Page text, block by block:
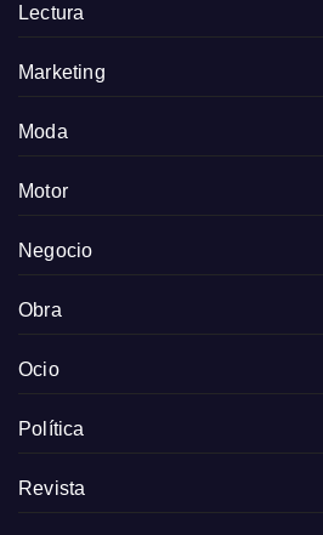
Lectura
Marketing
Moda
Motor
Negocio
Obra
Ocio
Política
Revista